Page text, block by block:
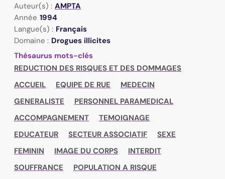
Auteur(s) : AMPTA
Année 1994
Langue(s) : Français
Domaine : Drogues illicites
Thésaurus mots-clés
REDUCTION DES RISQUES ET DES DOMMAGES
ACCUEIL
EQUIPE DE RUE
MEDECIN
GENERALISTE
PERSONNEL PARAMEDICAL
ACCOMPAGNEMENT
TEMOIGNAGE
EDUCATEUR
SECTEUR ASSOCIATIF
SEXE
FEMININ
IMAGE DU CORPS
INTERDIT
SOUFFRANCE
POPULATION A RISQUE